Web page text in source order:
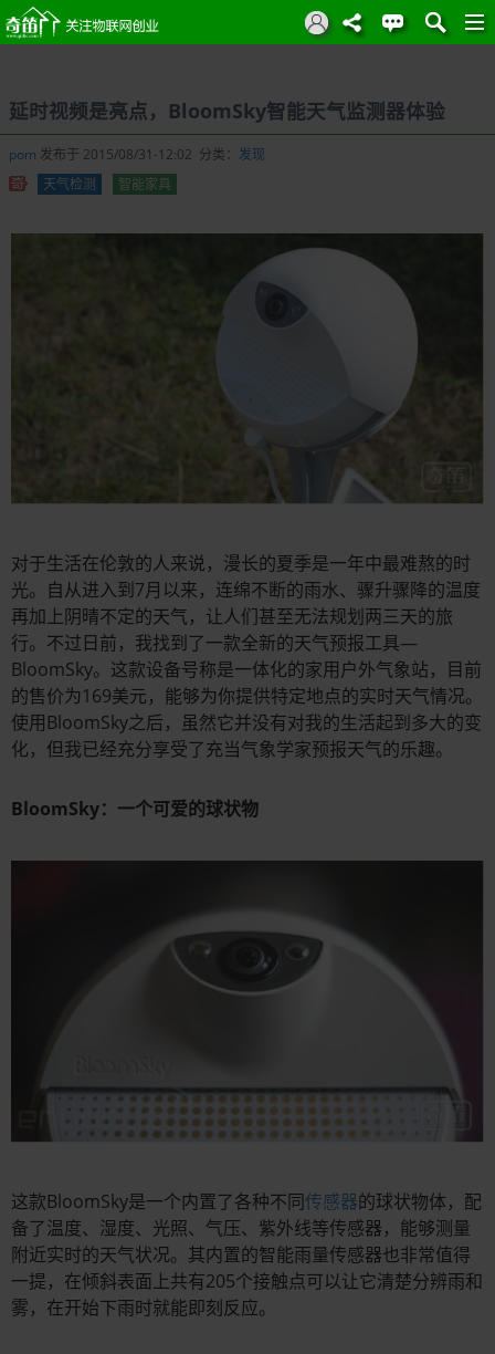
延时视频是亮点，BloomSky智能天气监测器体验
pom 发布于 2015/08/31-12:02 分类： 发现
天气检测
智能家具
对于生活在伦敦的人来说，漫长的夏季是一年中最难熬的时
光。自从进入到7月以来，连绵不断的雨水、骤升骤降的温度
再加上阴晴不定的天气，让人们甚至无法规划两三天的旅
行。不过日前，我找到了一款全新的天气预报工具—
BloomSky。这款设备号称是一体化的家用户外气象站，目前
的售价为169美元，能够为你提供特定地点的实时天气情况。
使用BloomSky之后，虽然它并没有对我的生活起到多大的变
化，但我已经充分享受了充当气象学家预报天气的乐趣。
BloomSky：一个可爱的球状物
这款BloomSky是一个内置了各种不同传感器的球状物体，配
备了温度、湿度、光照、气压、紫外线等传感器，能够测量
附近实时的天气状况。其内置的智能雨量传感器也非常值得
一提，在倾斜表面上共有205个接触点可以让它清楚分辨雨和
雾，在开始下雨时就能即刻反应。